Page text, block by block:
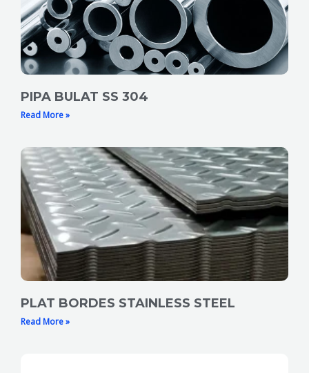
PIPA BULAT SS 304
Read More »
PLAT BORDES STAINLESS STEEL
Read More »